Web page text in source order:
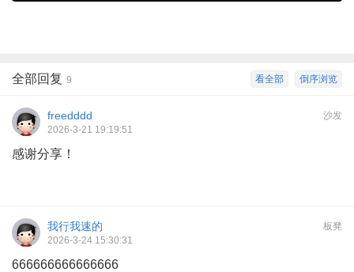
倒序浏览
看全部
全部回复 9
沙发
freedddd
2026-3-21 19:19:51
感谢分享！
板凳
我行我速的
2026-3-24 15:30:31
666666666666666